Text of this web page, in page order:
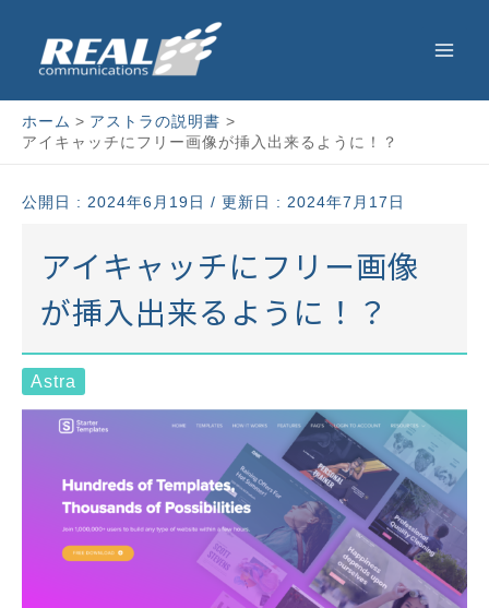
ホーム
アストラの説明書
アイキャッチにフリー画像が挿入出来るように！？
公開日 : 2024年6月19日 / 更新日 : 2024年7月17日
アイキャッチにフリー画像
が挿入出来るように！？
Astra
navigation